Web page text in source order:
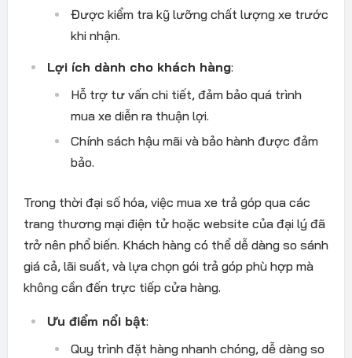
Được kiểm tra kỹ lưỡng chất lượng xe trước
khi nhận.
Lợi ích dành cho khách hàng:
Hỗ trợ tư vấn chi tiết, đảm bảo quá trình
mua xe diễn ra thuận lợi.
Chính sách hậu mãi và bảo hành được đảm
bảo.
Trong thời đại số hóa, việc mua xe trả góp qua các
trang thương mại điện tử hoặc website của đại lý đã
trở nên phổ biến. Khách hàng có thể dễ dàng so sánh
giá cả, lãi suất, và lựa chọn gói trả góp phù hợp mà
không cần đến trực tiếp cửa hàng.
Ưu điểm nổi bật:
Quy trình đặt hàng nhanh chóng, dễ dàng so